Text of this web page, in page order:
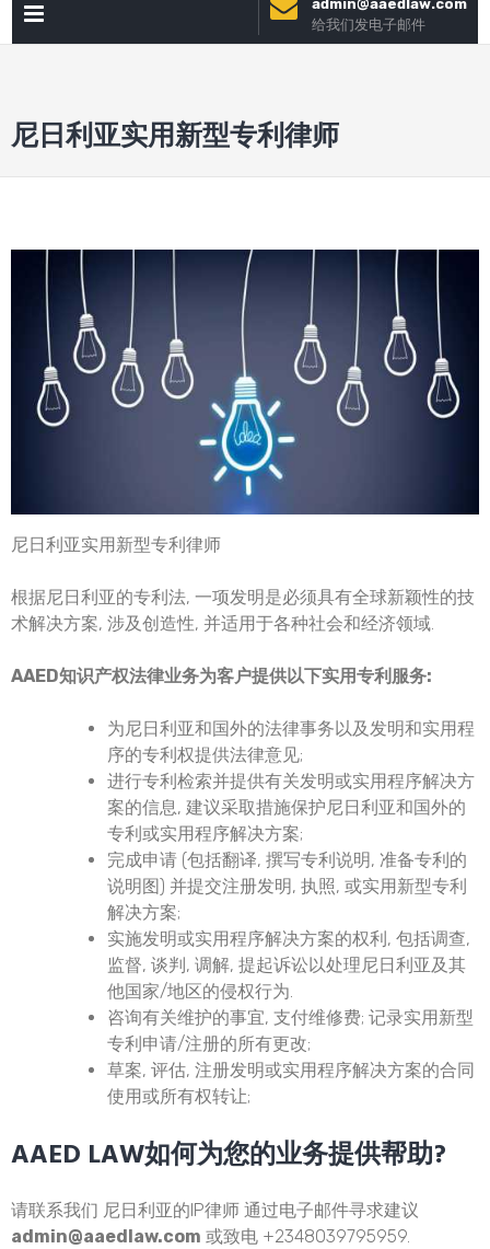
内
admin@aaedlaw.com
给我们发电子邮件
尼日利亚实用新型专利律师
尼日利亚实用新型专利律师
根据尼日利亚的专利法, 一项发明是必须具有全球新颖性的技
术解决方案, 涉及创造性, 并适用于各种社会和经济领域.
AAED知识产权法律业务为客户提供以下实用专利服务:
为尼日利亚和国外的法律事务以及发明和实用程
序的专利权提供法律意见;
进行专利检索并提供有关发明或实用程序解决方
案的信息, 建议采取措施保护尼日利亚和国外的
专利或实用程序解决方案;
完成申请 (包括翻译, 撰写专利说明, 准备专利的
说明图) 并提交注册发明, 执照, 或实用新型专利
解决方案;
实施发明或实用程序解决方案的权利, 包括调查,
监督, 谈判, 调解, 提起诉讼以处理尼日利亚及其
他国家/地区的侵权行为.
咨询有关维护的事宜, 支付维修费; 记录实用新型
专利申请/注册的所有更改;
草案, 评估, 注册发明或实用程序解决方案的合同
使用或所有权转让;
AAED LAW如何为您的业务提供帮助?
请联系我们 尼日利亚的IP律师 通过电子邮件寻求建议
admin@aaedlaw.com 或致电 +2348039795959.